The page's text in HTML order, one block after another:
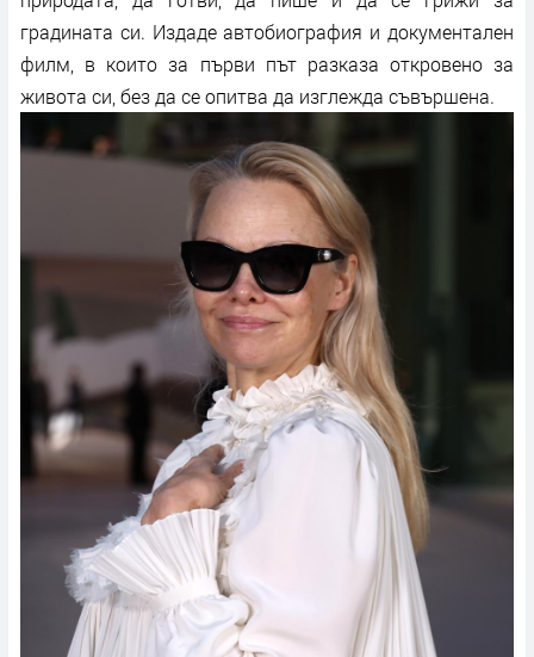
градината си. Издаде автобиография и документален
филм, в които за първи път разказа откровено за
живота си, без да се опитва да изглежда съвършена.